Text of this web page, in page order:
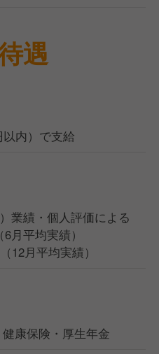
遇
内）で支給
業績・個人評価による
月平均実績）
平均実績）
康保険・厚生年金